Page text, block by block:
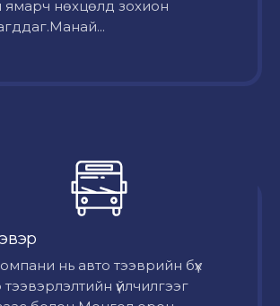
ямарч нөхцөлд зохион
нь авто тээврийн бүх
үйлчилгээг